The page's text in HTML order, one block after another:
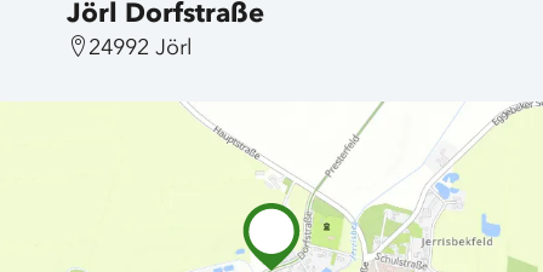
Jörl Dorfstraße
24992 Jörl